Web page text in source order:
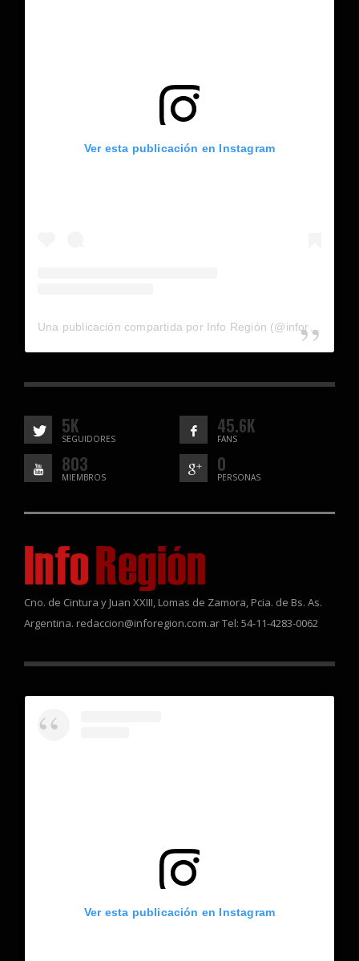
Ver esta publicación en Instagram
5K
SEGUIDORES
45.6K
FANS
803
MIEMBROS
0
PERSONAS
Cno. de Cintura y Juan XXIII, Lomas de Zamora, Pcia. de Bs. As.
Argentina. redaccion@inforegion.com.ar Tel: 54-11-4283-0062
Ver esta publicación en Instagram